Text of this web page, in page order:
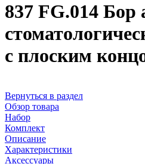
837 FG.014
с плоским
Вернуться в раздел
Обзор товара
Набор
Комплект
Описание
Характеристики
Аксессуары